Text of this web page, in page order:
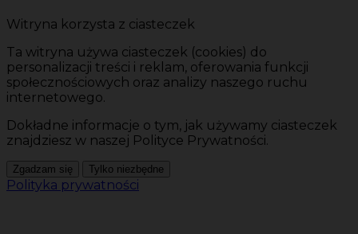
Witryna korzysta z ciasteczek
Ta witryna używa ciasteczek (cookies) do
personalizacji treści i reklam, oferowania funkcji
społecznościowych oraz analizy naszego ruchu
internetowego.
Dokładne informacje o tym, jak używamy ciasteczek
znajdziesz w naszej Polityce Prywatności.
Zgadzam się Tylko niezbędne
Polityka prywatności